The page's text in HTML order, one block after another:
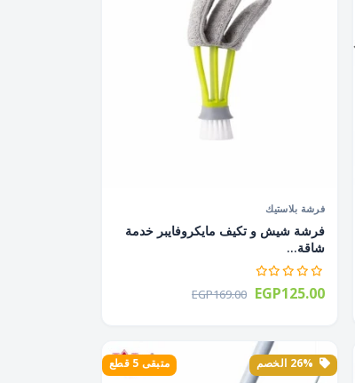
فرشة بلاستيك
فرشة شيش و تكيف مايكروفايبر خدمة
شاقة...
EGP169.00 EGP125.00
متبقى 5 قطع